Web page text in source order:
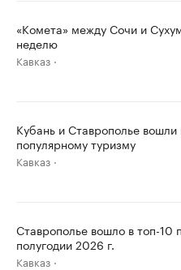
«Комета» между Сочи и
неделю
Кавказ
Кубань и Ставрополье
популярному туризму
Кавказ
Ставрополье вошло в топ-10
полугодии 2026 г.
Кавказ